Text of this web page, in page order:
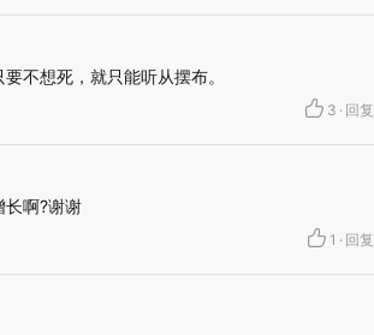
不想死，就只能听从摆布。
3 · 回复
长啊?谢谢
1 · 回复